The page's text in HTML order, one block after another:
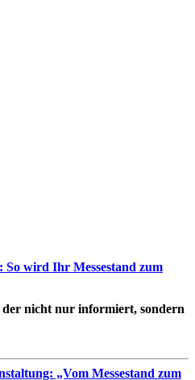
wird Ihr Messestand zum
nicht nur informiert, sondern
„Vom Messestand zum